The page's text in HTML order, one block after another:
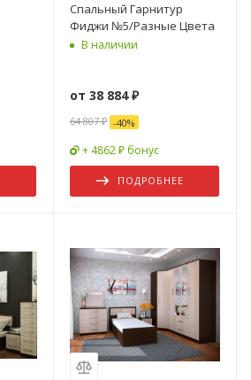
Спальный Гарнитур
Фиджи №5/Разные Цвета
В наличии
от 38 884 ₽
64 807 ₽ -40%
+ 4862 ₽ бонус
ПОДРОБНЕЕ